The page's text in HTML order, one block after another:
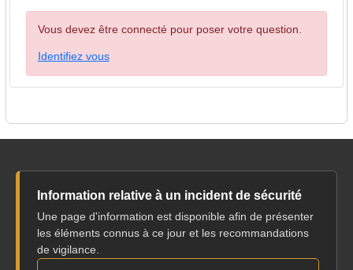
Vous devez être connecté pour poser votre question.
Identifiez vous
Information relative à un incident de sécurité
Une page d'information est disponible afin de présenter
les éléments connus à ce jour et les recommandations
de vigilance.